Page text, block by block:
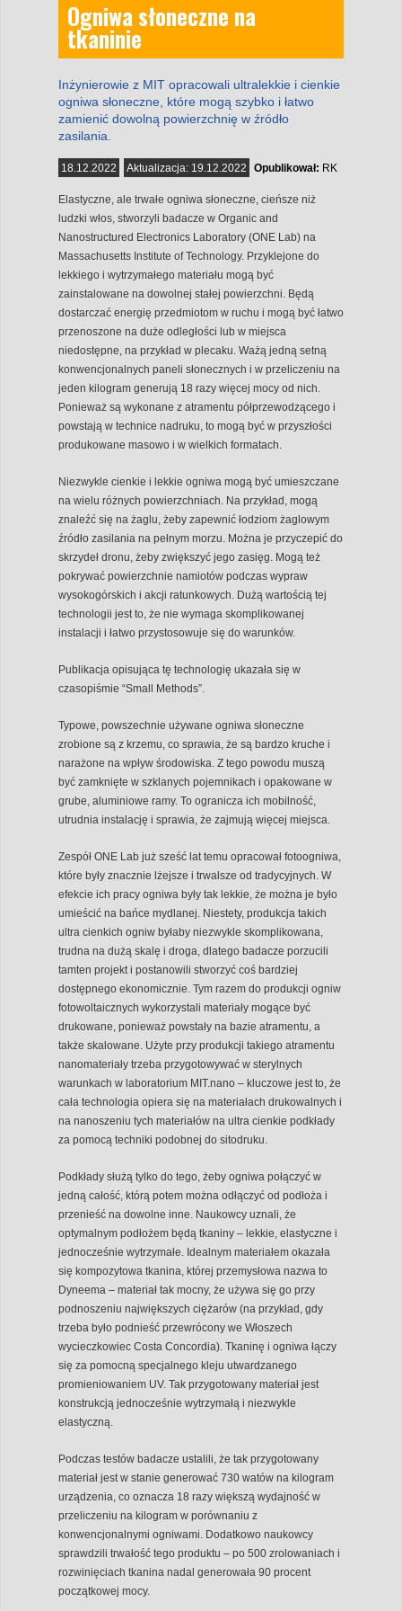
Ogniwa słoneczne na
tkaninie
Inżynierowie z MIT opracowali ultralekkie i cienkie
ogniwa słoneczne, które mogą szybko i łatwo
zamienić dowolną powierzchnię w źródło
zasilania.
18.12.2022 Aktualizacja: 19.12.2022 Opublikował: RK
Elastyczne, ale trwałe ogniwa słoneczne, cieńsze niż
ludzki włos, stworzyli badacze w Organic and
Nanostructured Electronics Laboratory (ONE Lab) na
Massachusetts Institute of Technology. Przyklejone do
lekkiego i wytrzymałego materiału mogą być
zainstalowane na dowolnej stałej powierzchni. Będą
dostarczać energię przedmiotom w ruchu i mogą być łatwo
przenoszone na duże odległości lub w miejsca
niedostępne, na przykład w plecaku. Ważą jedną setną
konwencjonalnych paneli słonecznych i w przeliczeniu na
jeden kilogram generują 18 razy więcej mocy od nich.
Ponieważ są wykonane z atramentu półprzewodzącego i
powstają w technice nadruku, to mogą być w przyszłości
produkowane masowo i w wielkich formatach.
Niezwykle cienkie i lekkie ogniwa mogą być umieszczane
na wielu różnych powierzchniach. Na przykład, mogą
znaleźć się na żaglu, żeby zapewnić łodziom żaglowym
źródło zasilania na pełnym morzu. Można je przyczepić do
skrzydeł dronu, żeby zwiększyć jego zasięg. Mogą też
pokrywać powierzchnie namiotów podczas wypraw
wysokogórskich i akcji ratunkowych. Dużą wartością tej
technologii jest to, że nie wymaga skomplikowanej
instalacji i łatwo przystosowuje się do warunków.
Publikacja opisująca tę technologię ukazała się w
czasopiśmie “Small Methods”.
Typowe, powszechnie używane ogniwa słoneczne
zrobione są z krzemu, co sprawia, że są bardzo kruche i
narażone na wpływ środowiska. Z tego powodu muszą
być zamknięte w szklanych pojemnikach i opakowane w
grube, aluminiowe ramy. To ogranicza ich mobilność,
utrudnia instalację i sprawia, że zajmują więcej miejsca.
Zespół ONE Lab już sześć lat temu opracował fotoogniwa,
które były znacznie lżejsze i trwalsze od tradycyjnych. W
efekcie ich pracy ogniwa były tak lekkie, że można je było
umieścić na bańce mydlanej. Niestety, produkcja takich
ultra cienkich ogniw byłaby niezwykle skomplikowana,
trudna na dużą skalę i droga, dlatego badacze porzucili
tamten projekt i postanowili stworzyć coś bardziej
dostępnego ekonomicznie. Tym razem do produkcji ogniw
fotowoltaicznych wykorzystali materiały mogące być
drukowane, ponieważ powstały na bazie atramentu, a
także skalowane. Użyte przy produkcji takiego atramentu
nanomateriały trzeba przygotowywać w sterylnych
warunkach w laboratorium MIT.nano – kluczowe jest to, że
cała technologia opiera się na materiałach drukowalnych i
na nanoszeniu tych materiałów na ultra cienkie podkłady
za pomocą techniki podobnej do sitodruku.
Podkłady służą tylko do tego, żeby ogniwa połączyć w
jedną całość, którą potem można odłączyć od podłoża i
przenieść na dowolne inne. Naukowcy uznali, że
optymalnym podłożem będą tkaniny – lekkie, elastyczne i
jednocześnie wytrzymałe. Idealnym materiałem okazała
się kompozytowa tkanina, której przemysłowa nazwa to
Dyneema – materiał tak mocny, że używa się go przy
podnoszeniu największych ciężarów (na przykład, gdy
trzeba było podnieść przewrócony we Włoszech
wycieczkowiec Costa Concordia). Tkaninę i ogniwa łączy
się za pomocną specjalnego kleju utwardzanego
promieniowaniem UV. Tak przygotowany materiał jest
konstrukcją jednocześnie wytrzymałą i niezwykle
elastyczną.
Podczas testów badacze ustalili, że tak przygotowany
materiał jest w stanie generować 730 watów na kilogram
urządzenia, co oznacza 18 razy większą wydajność w
przeliczeniu na kilogram w porównaniu z
konwencjonalnymi ogniwami. Dodatkowo naukowcy
sprawdzili trwałość tego produktu – po 500 zrolowaniach i
rozwinięciach tkanina nadal generowała 90 procent
początkowej mocy.